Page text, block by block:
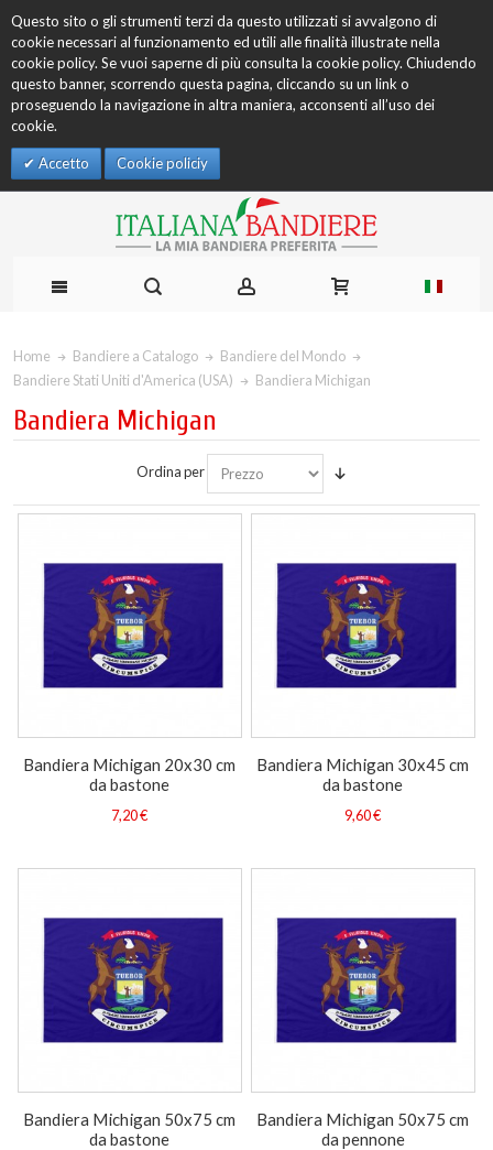
Questo sito o gli strumenti terzi da questo utilizzati si avvalgono di
cookie necessari al funzionamento ed utili alle finalità illustrate nella
cookie policy. Se vuoi saperne di più consulta la cookie policy. Chiudendo
questo banner, scorrendo questa pagina, cliccando su un link o
proseguendo la navigazione in altra maniera, acconsenti all’uso dei
cookie.
Accetto Cookie policiy
Home Bandiere a Catalogo
Bandiere del Mondo
Bandiere Stati Uniti d'America (USA)
Bandiera Michigan
Bandiera Michigan
Ordina per
Bandiera Michigan 20x30 cm
da bastone
7,20 €
Bandiera Michigan 30x45 cm
da bastone
9,60 €
Bandiera Michigan 50x75 cm
da bastone
Bandiera Michigan 50x75 cm
da pennone